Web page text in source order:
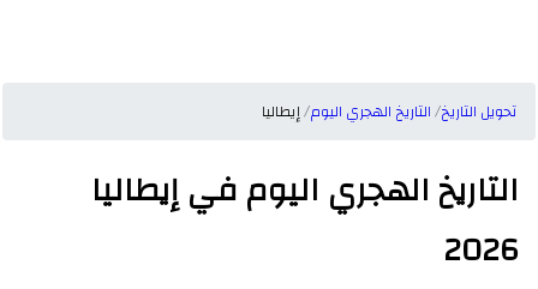
تحويل التاريخ التاريخ الهجري اليوم إيطاليا
التاريخ الهجري اليوم في إيطاليا
2026